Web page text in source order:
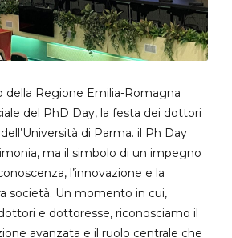
della Regione Emilia-Romagna
del PhD Day, la festa dei dottori
di Parma. il Ph Day
ma il simbolo di un impegno
l’innovazione e la
società. Un momento in cui,
e dottoresse, riconosciamo il
avanzata e il ruolo centrale che